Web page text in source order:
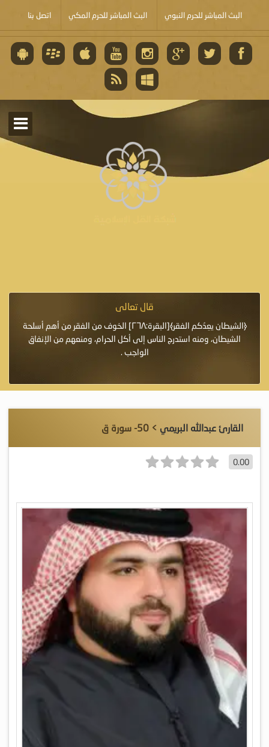
البث المباشر للحرم النبوي البث المباشر للحرم المكي اتصل بنا
قال تعالى
﴿الشيطان يعِدُكم الفقر﴾[البقرة:٢٦٨] الخوف من الفقر من أهم أسلحة
الشيطان، ومنه استدرج الناس إلى أكل الحرام، ومنعهم من الإنفاق
الواجب .
القارئ عبدالله البريمي > 50- سورة ق
0.00